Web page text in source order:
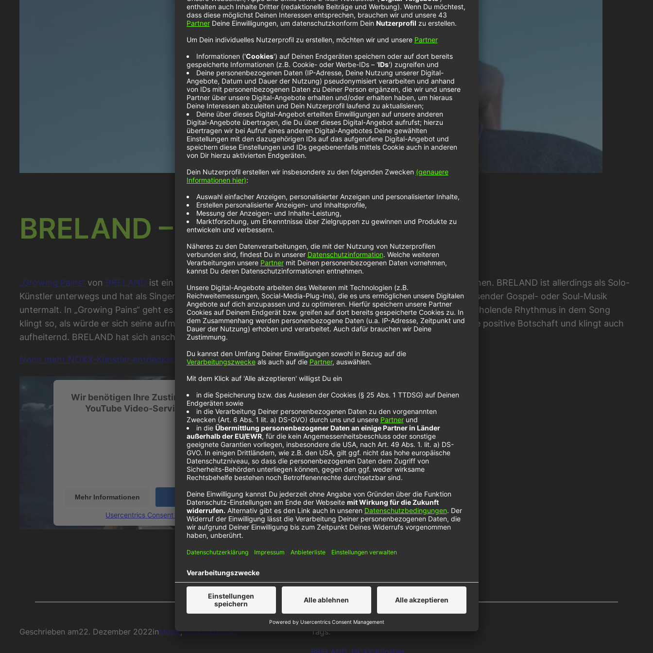
BRELAND – Growing Pains
„Growing Pains“ von BRELAND ist ein rhythmischer Pop-Song, der auch von einer Boyband hätte kommen können. BRELAND ist allerdings als Solo-
Künstler unterwegs und hat als Singer-Songwriter emotionale Botschaften in seinen Songtexten, die er mit passender Gospel- oder Soul-Musik
untermalt. In „Growing Pains“ geht es darum, wie er es schafft, schmerzhafte Zeiten durchzustehen. Der wiederholende Rhythmus in dem Song
klingt so, als würde er sich seine aufmunternden Worte immer wieder vor Augen führen. Das Lied selbst hat eine positive Botschaft und klingt auch
aufheiternd. BRELAND hat sich anscheinend viele Gedanken über diesen besonderen Song gemacht.
Noch mehr NOXX-Künstler entdeckst du unter diesem Link.
Wir benötigen Ihre Zustimmung, um den
YouTube Video-Service zu laden!
Wir verwenden einen Service eines Drittanbieters, um
Videoinhalte einzubetten. Dieser Service kann Daten zu
Ihren Aktivitäten sammeln. Bitte lesen Sie die Details
durch und stimmen Sie der Nutzung des Service zu, um
dieses Video anzusehen.
Mehr Informationen Akzeptieren
Usercentrics Consent Management Platform
Geschrieben am22. Dezember 2022inMusik, NOXX-Künstler Tags: